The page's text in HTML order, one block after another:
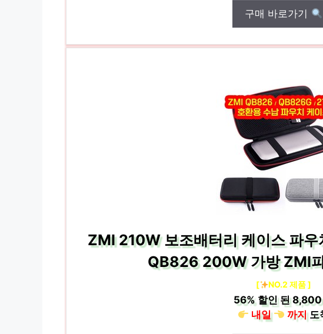
구매 바로가기
ZMI 210W 보조배터리 케이스 파
QB826 200W 가방 ZMI
[ NO.2 제품 ]
56%할인 된8,800
내일
까지도